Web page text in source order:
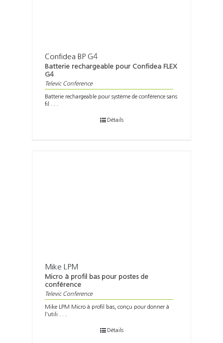
Confidea BP G4
Batterie rechargeable pour Confidea FLEX
G4
Televic Conference
Batterie rechargeable pour système de conférence sans
fil . . .
Détails
Mike LPM
Micro à profil bas pour postes de
conférence
Televic Conference
Mike LPM Micro à profil bas, conçu pour donner à
l'utili . . .
Détails